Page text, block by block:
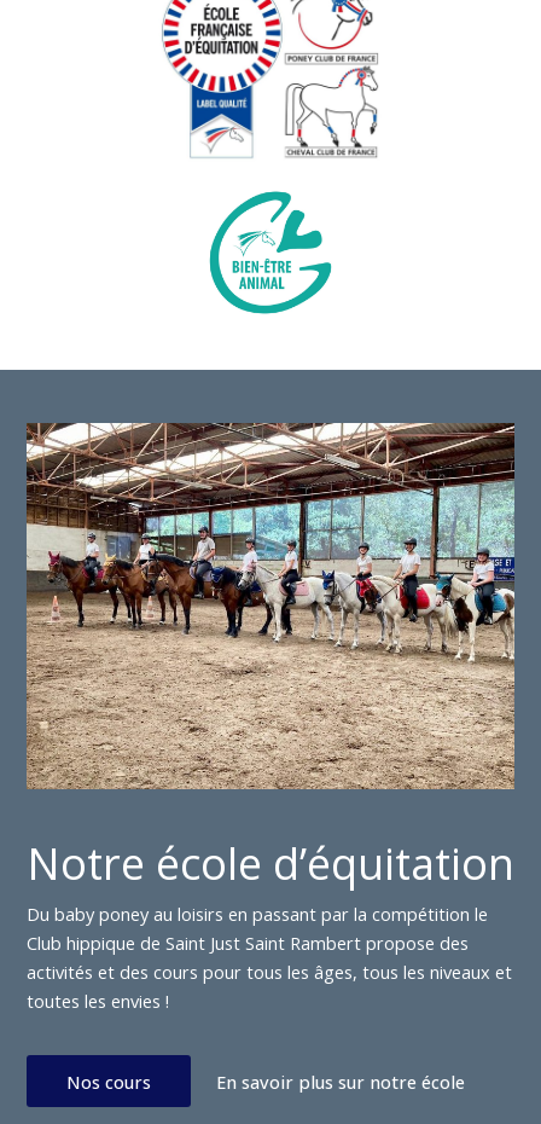
Notre école d’équitation
Du baby poney au loisirs en passant par la compétition le
Club hippique de Saint Just Saint Rambert propose des
activités et des cours pour tous les âges, tous les niveaux et
toutes les envies !
Nos cours En savoir plus sur notre école